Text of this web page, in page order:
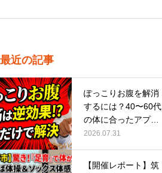
最近の記事
ぽっこりお腹を解消
するには？40〜60代
の体に合ったアプロ
ーチ
2026.07.31
【開催レポート】筑